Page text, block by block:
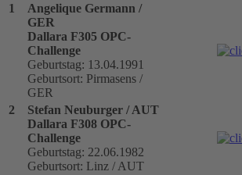
1
Angelique Germann /
GER
Dallara F305 OPC-
Challenge
Geburtstag: 13.04.1991
Geburtsort: Pirmasens /
GER
2
Stefan Neuburger / AUT
Dallara F308 OPC-
Challenge
Geburtstag: 22.06.1982
Geburtsort: Linz / AUT